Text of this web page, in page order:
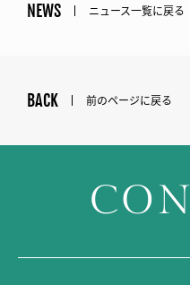
NEWS ニュース一覧に戻る
BACK 前のページに戻る